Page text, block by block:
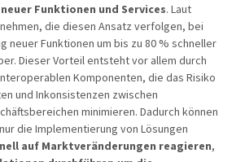
Funktionen und Services. Laut
die diesen Ansatz verfolgen, bei
neuer Funktionen um bis zu 80 % schneller
Dieser Vorteil entsteht vor allem durch
Komponenten, die das Risiko
und Inkonsistenzen zwischen
minimieren. Dadurch können
die Implementierung von Lösungen
auf Marktveränderungen reagieren,